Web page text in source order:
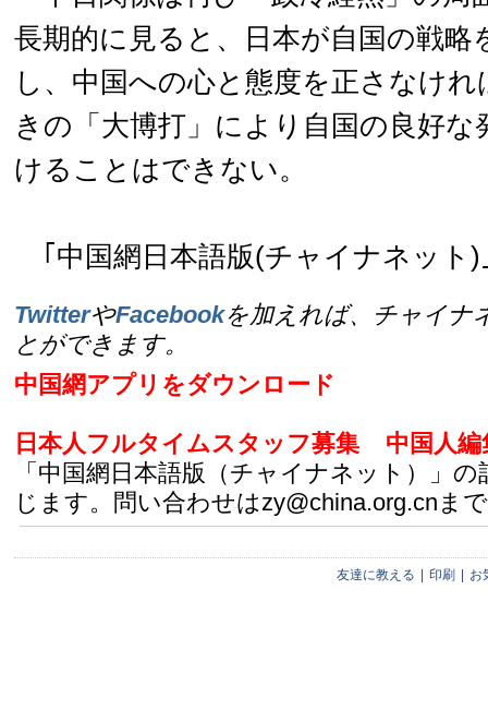
長期的に見ると、日本が自国の戦略
し、中国への心と態度を正さなけ
きの「大博打」により自国の良好な
けることはできない。
｢中国網日本語版(チャイナネット)
TwitterやFacebookを加えれば、チャイナ
とができます。
中国網アプリをダウンロード
日本人フルタイムスタッフ募集
中国人
「中国網日本語版（チャイナネット）」
じます。問い合わせはzy@china.org.cnまで
友達に教える 印刷 お